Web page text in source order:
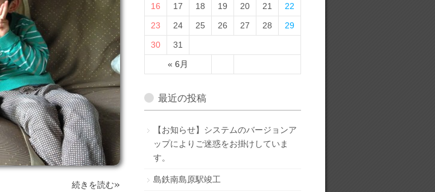
続きを読む»
« 6月
16
17 18 19 20 21
22
23
24 25 26 27 28
29
30
31
最近の投稿
【お知らせ】システムのバージョンア
ップによりご迷惑をお掛けしていま
す。
島鉄南島原駅竣工